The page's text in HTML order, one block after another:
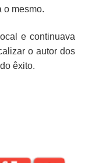
o mesmo.
e continuava
o autor dos
êxito.